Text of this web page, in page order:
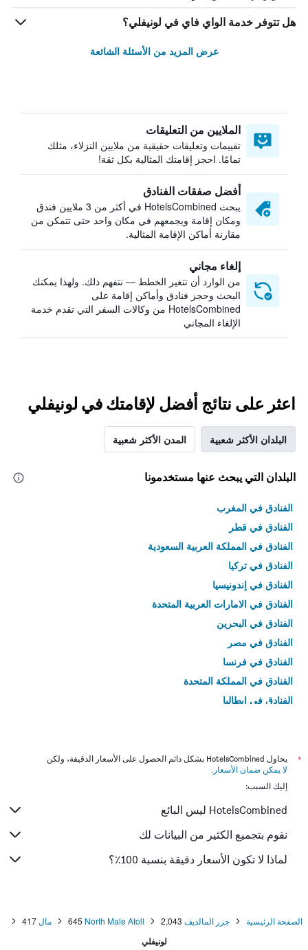
هل تتوفر خدمة الواي فاي في لونيفلي؟
عرض المزيد من الأسئلة الشائعة
الملايين من التعليقات
تقييمات وتعليقات حقيقية من ملايين النزلاء، مثلك
تمامًا. احجز إقامتك المثالية بكل ثقة!
أفضل صفقات الفنادق
يبحث HotelsCombined في أكثر من 3 ملايين فندق
ومكان إقامة ويجمعهم في مكان واحد حتى تتمكن من
مقارنة أماكن الإقامة المثالية.
إلغاء مجاني
من الوارد أن تتغير الخطط — نتفهم ذلك. ولهذا يمكنك
البحث وحجز فنادق وأماكن إقامة على
HotelsCombined من وكالات السفر التي تقدم خدمة
الإلغاء المجاني
اعثر على نتائج أفضل لإقامتك في لونيفلي
البلدان الأكثر شعبية المدن الأكثر شعبية
البلدان التي يبحث عنها مستخدمونا
الفنادق في المغرب
الفنادق في قطر
الفنادق في المملكة العربية السعودية
الفنادق في تركيا
الفنادق في إندونيسيا
الفنادق في الامارات العربية المتحدة
الفنادق في البحرين
الفنادق في مصر
الفنادق في فرنسا
الفنادق في المملكة المتحدة
الفنادق في إيطاليا
*
يحاول HotelsCombined بشكل دائم الحصول على الأسعار الدقيقة، ولكن
لا يمكن ضمان الأسعار .
إليك السبب:
HotelsCombined ليس البائع
نقوم بتجميع الكثير من البيانات لك
لماذا لا تكون الأسعار دقيقة بنسبة 100٪؟
الصفحة الرئيسية جزر المالديف 2,043
North Male Atoll
645 مال 417
لونيفلي